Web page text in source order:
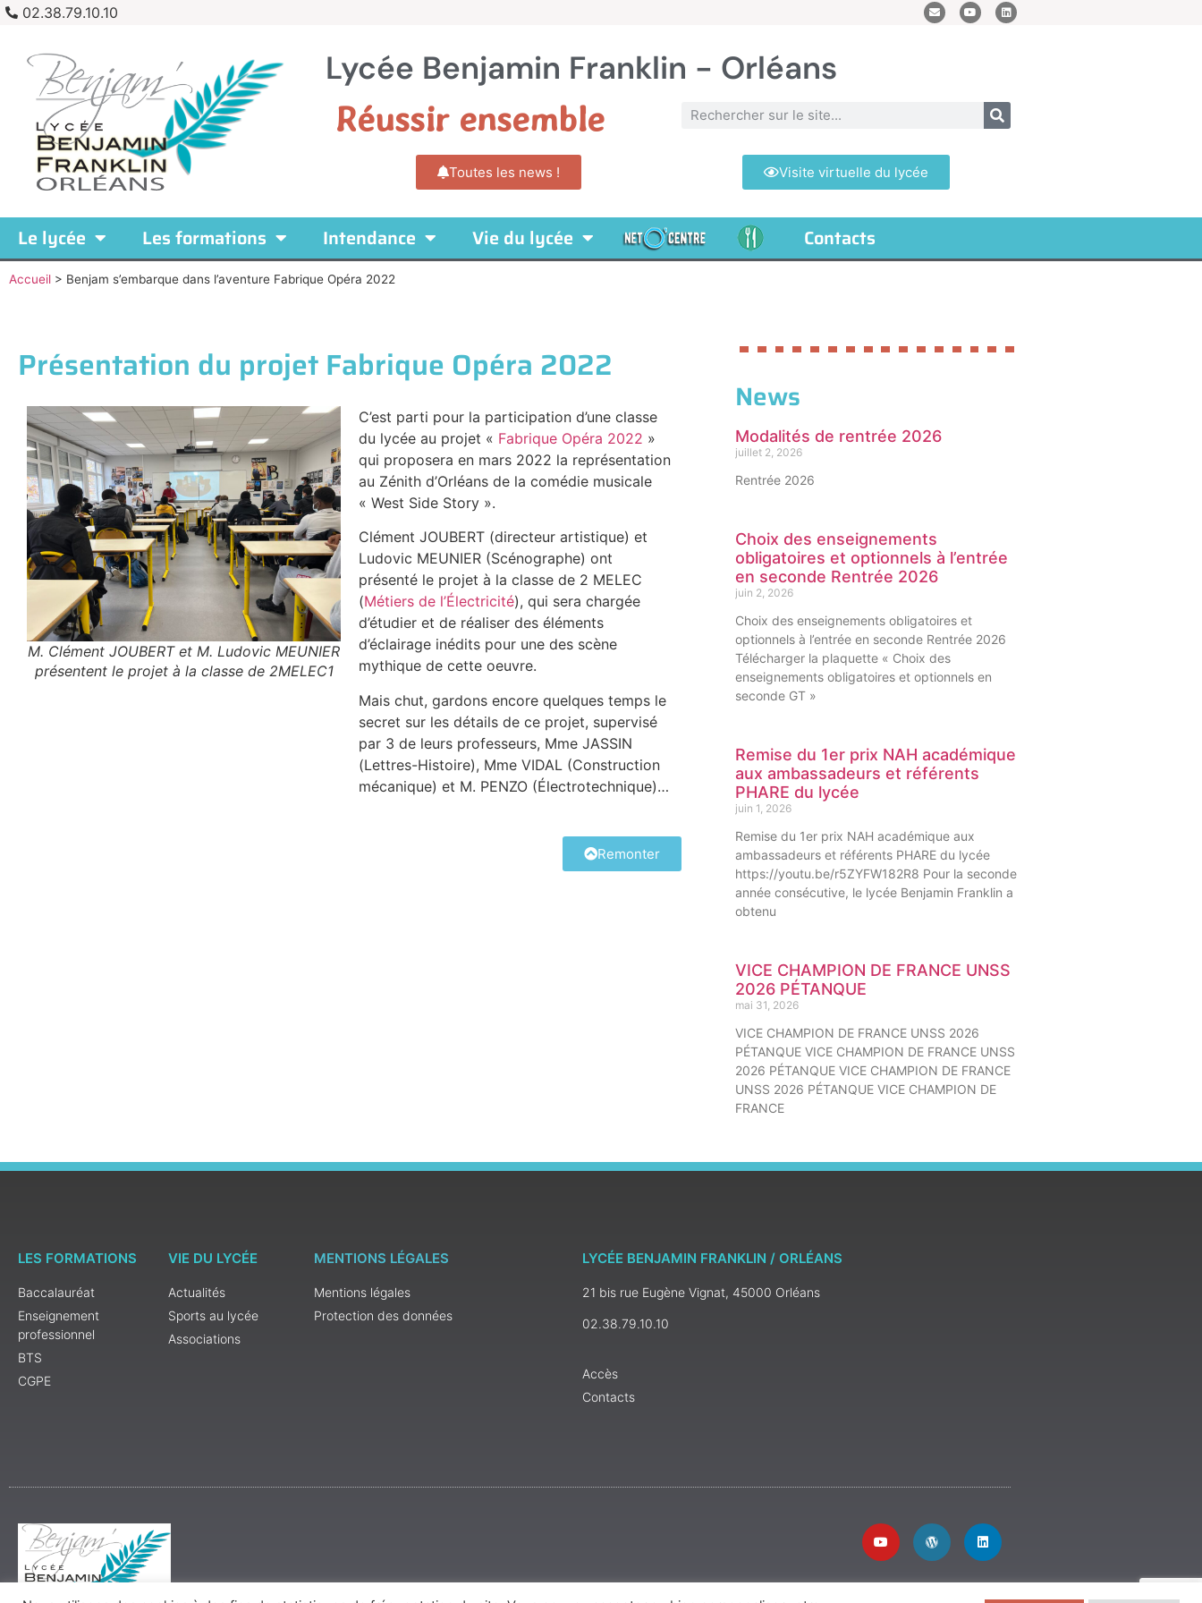
02.38.79.10.10
Lycée Benjamin Franklin - Orléans
Réussir ensemble
Toutes les news ! Visite virtuelle du lycée
Le lycée Les formations Intendance Vie du lycée Contacts
Accueil > Benjam s’embarque dans l’aventure Fabrique Opéra 2022
Présentation du projet Fabrique Opéra 2022
M. Clément JOUBERT et M. Ludovic MEUNIER
présentent le projet à la classe de 2MELEC1
C’est parti pour la participation d’une classe
du lycée au projet « Fabrique Opéra 2022 »
qui proposera en mars 2022 la représentation
au Zénith d’Orléans de la comédie musicale
« West Side Story ».
Clément JOUBERT (directeur artistique) et
Ludovic MEUNIER (Scénographe) ont
présenté le projet à la classe de 2 MELEC
(Métiers de l’Électricité), qui sera chargée
d’étudier et de réaliser des éléments
d’éclairage inédits pour une des scène
mythique de cette oeuvre.
Mais chut, gardons encore quelques temps le
secret sur les détails de ce projet, supervisé
par 3 de leurs professeurs, Mme JASSIN
(Lettres-Histoire), Mme VIDAL (Construction
mécanique) et M. PENZO (Électrotechnique)…
Remonter
News
Modalités de rentrée 2026
juillet 2, 2026
Rentrée 2026
Choix des enseignements
obligatoires et optionnels à l’entrée
en seconde Rentrée 2026
juin 2, 2026
Choix des enseignements obligatoires et
optionnels à l’entrée en seconde Rentrée 2026
Télécharger la plaquette « Choix des
enseignements obligatoires et optionnels en
seconde GT »
Remise du 1er prix NAH académique
aux ambassadeurs et référents
PHARE du lycée
juin 1, 2026
Remise du 1er prix NAH académique aux
ambassadeurs et référents PHARE du lycée
https://youtu.be/r5ZYFW182R8 Pour la seconde
année consécutive, le lycée Benjamin Franklin a
obtenu
VICE CHAMPION DE FRANCE UNSS
2026 PÉTANQUE
mai 31, 2026
VICE CHAMPION DE FRANCE UNSS 2026
PÉTANQUE VICE CHAMPION DE FRANCE UNSS
2026 PÉTANQUE VICE CHAMPION DE FRANCE
UNSS 2026 PÉTANQUE VICE CHAMPION DE
FRANCE
LES FORMATIONS
Baccalauréat
Enseignement
professionnel
BTS
CGPE
VIE DU LYCÉE
Actualités
Sports au lycée
Associations
MENTIONS LÉGALES
Mentions légales
Protection des données
LYCÉE BENJAMIN FRANKLIN / ORLÉANS
21 bis rue Eugène Vignat, 45000 Orléans
02.38.79.10.10
Accès
Contacts